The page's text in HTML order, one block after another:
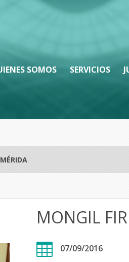
SOMOS SERVICIOS
MONGIL
 07/09/2016